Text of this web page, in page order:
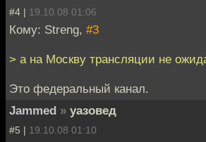
#4 | 19.10.08 01:06
Кому: Streng, #3
> а на Москву трансляции не
Это федеральный канал.
Jammed » уазовед
#5 | 19.10.08 01:10